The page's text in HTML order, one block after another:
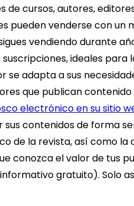
de cursos, autores,
pueden venderse con un
vendiendo durante
ideales para
se adapta a sus
que publican
electrónico en su sitio
contenidos de forma
de la revista, así como la
conozca el valor de tus
gratuito). Solo